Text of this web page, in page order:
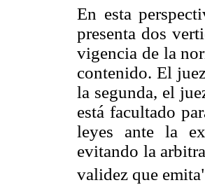
En esta
presenta dos
vigencia de la
contenido. El
la segunda, el
está facultado
leyes ante la
evitando la
validez que